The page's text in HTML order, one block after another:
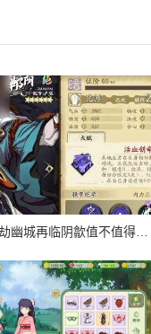
天地劫幽城再临阴歙值不值得养？爆肝实测强度逆天？必看攻略！